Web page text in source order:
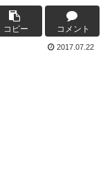
コピー コメント
2017.07.22